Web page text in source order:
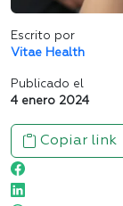
Escrito por
Vitae Health
Publicado el
4 enero 2024
Copiar link